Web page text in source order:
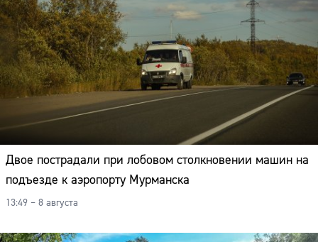
Двое пострадали при лобовом столкновении машин на
подъезде к аэропорту Мурманска
13:49 – 8 августа